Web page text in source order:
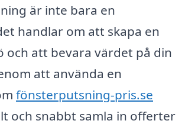
är inte bara en
handlar om att skapa en
och att bevara värdet på din
att använda en
fönsterputsning-pris.se
och snabbt samla in offerter